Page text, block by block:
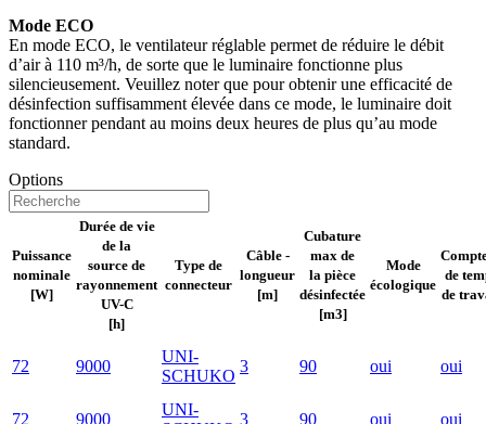
Mode ECO
En mode ECO, le ventilateur réglable permet de réduire le débit
d’air à 110 m³/h, de sorte que le luminaire fonctionne plus
silencieusement. Veuillez noter que pour obtenir une efficacité de
désinfection suffisamment élevée dans ce mode, le luminaire doit
fonctionner pendant au moins deux heures de plus qu’au mode
standard.
Options
Puissance
nominale
[W]
Durée de vie
de la
source de
rayonnement
UV-C
[h]
Type de
connecteur
Câble -
longueur
[m]
Cubature
max de
la pièce
désinfectée
[m3]
Mode
écologique
de
de
72 9000
UNI-
SCHUKO
3 90 oui oui
72 9000
UNI-
3 90 oui oui